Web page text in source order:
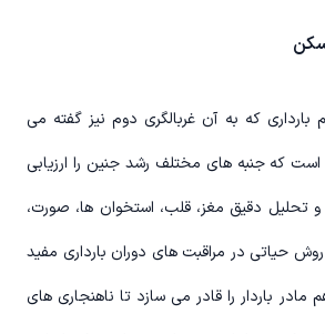
بارداری که به آن غربالگری دوم نیز گفته می
که جنبه های مختلف رشد جنین را ارزیابی
تحلیل دقیق مغز، قلب، استخوان ها، صورت،
حیاتی در مراقبت های دوران بارداری مفید
باردار را قادر می سازد تا ناهنجاری های